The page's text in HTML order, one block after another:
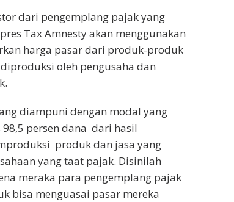
dari pengemplang pajak yang
Tax Amnesty akan menggunakan
harga pasar dari produk-produk
oleh pengusaha dan
diampuni dengan modal yang
persen dana dari hasil
produk dan jasa yang
yang taat pajak. Disinilah
meraka para pengemplang pajak
bisa menguasai pasar mereka